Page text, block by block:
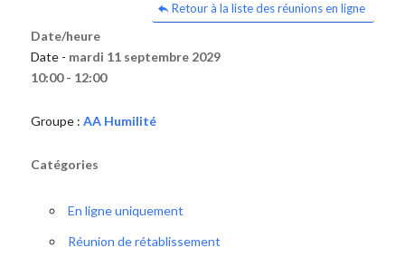
Retour à la liste des réunions en ligne
Date/heure
Date - mardi 11 septembre 2029
10:00 - 12:00
Groupe : AA Humilité
Catégories
En ligne uniquement
Réunion de rétablissement